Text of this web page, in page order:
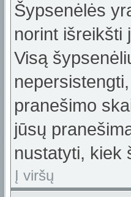
Šypsenėlės
norint išreikšti
Visą
pranešimo
jūsų
nustatyti, kiek
Į viršų